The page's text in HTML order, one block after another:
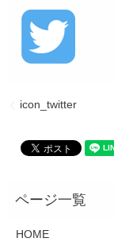
icon_twitter
HOME